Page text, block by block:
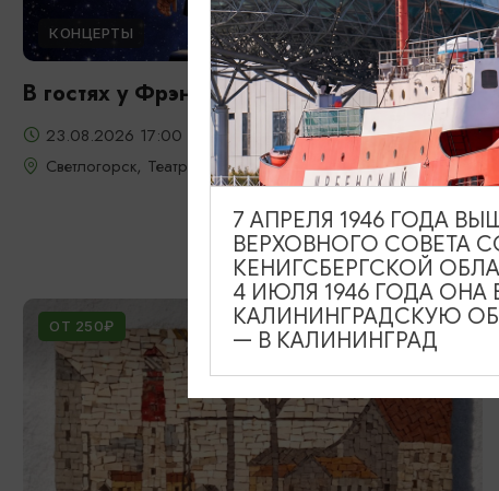
КОНЦЕРТЫ
В гостях у Фрэнка Синатры
23.08.2026 17:00
Светлогорск, Театр эстрады «Янтарь-холл»
ОТ 250₽
7 АПРЕЛЯ 1946 ГОДА
ВЕРХОВНОГО СОВЕТА
КЕНИГСБЕРГСКОЙ
4 ИЮЛЯ 1946 ГОДА
КАЛИНИНГРАДСКУЮ
— В КАЛИНИНГРАД